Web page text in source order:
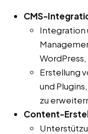
CMS-
Integration
Erstellung
und
zu
Content-